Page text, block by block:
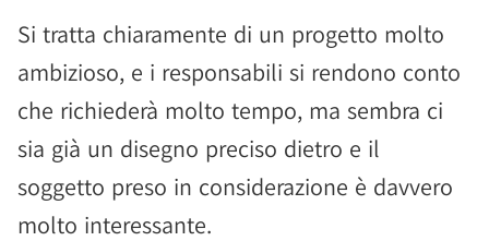
Si tratta chiaramente di un progetto molto
ambizioso, e i responsabili si rendono conto
che richiederà molto tempo, ma sembra ci
sia già un disegno preciso dietro e il
soggetto preso in considerazione è davvero
molto interessante.